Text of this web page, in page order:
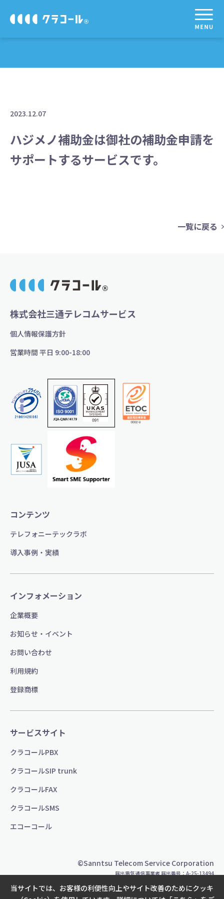
2023.12.07
ハジメノ補助金は御社の補助金申請を
サポートするサービスです。
一覧に戻る
株式会社三通テレコムサービス
個人情報保護方針
営業時間 平日 9:00-18:00
コンテンツ
テレフォニーテックラボ
導入事例・実績
インフォメーション
企業概要
お知らせ・イベント
お問い合わせ
利用規約
登録商標
サービスサイト
クラコールPBX
クラコールSIP trunk
クラコールFAX
クラコールSMS
エコーコール
©Sanntsu Telecom Service Corporation
届出電気通信事業者 届出番号：A-25-13494
当サイトでは、お客様の利便性向上やサイト改善のためにクッキ